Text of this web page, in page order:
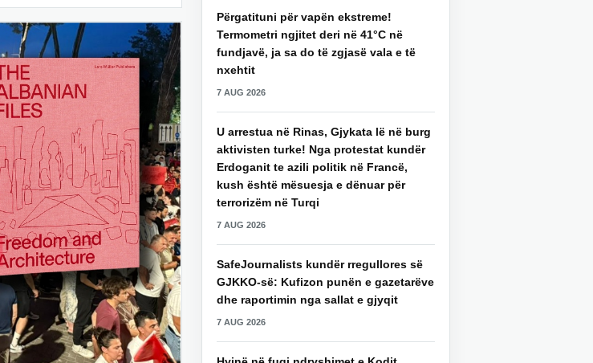
Përgatituni për vapën ekstreme!
Termometri ngjitet deri në 41°C në
fundjavë, ja sa do të zgjasë vala e të
nxehtit
7 AUG 2026
U arrestua në Rinas, Gjykata lë në burg
aktivisten turke! Nga protestat kundër
Erdoganit te azili politik në Francë,
kush është mësuesja e dënuar për
terrorizëm në Turqi
7 AUG 2026
SafeJournalists kundër rregullores së
GJKKO-së: Kufizon punën e gazetarëve
dhe raportimin nga sallat e gjyqit
7 AUG 2026